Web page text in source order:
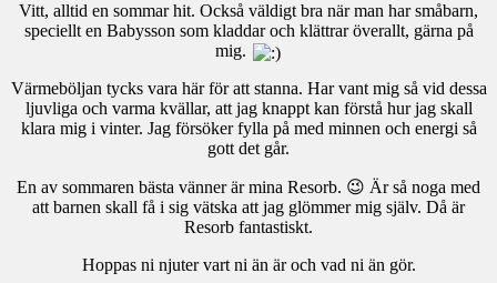
Vitt, alltid en sommar hit. Också väldigt bra när man har småbarn,
speciellt en Babysson som kladdar och klättrar överallt, gärna på
mig.
Värmeböljan tycks vara här för att stanna. Har vant mig så vid dessa
ljuvliga och varma kvällar, att jag knappt kan förstå hur jag skall
klara mig i vinter. Jag försöker fylla på med minnen och energi så
gott det går.
En av sommaren bästa vänner är mina Resorb. 😉 Är så noga med
att barnen skall få i sig vätska att jag glömmer mig själv. Då är
Resorb fantastiskt.
Hoppas ni njuter vart ni än är och vad ni än gör.